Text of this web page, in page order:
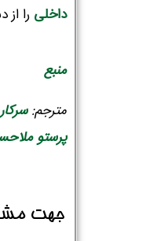
داخلی را
منبع
مترجم:
پرستو
جهت